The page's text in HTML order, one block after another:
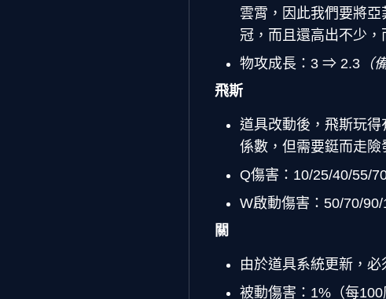
雲霄，因此我們要將
冠，而且還高出不少，
物攻成長：3 ⇒ 2.3 （
飛斯
道具改動後，飛斯玩得
係數，但需要鋌而走險
Q傷害：10/25/40/55/
W啟動傷害：50/70/
關
由於道具系統更新，
被動傷害：1%（每